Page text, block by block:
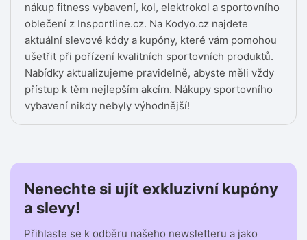
nákup fitness vybavení, kol, elektrokol a sportovního
oblečení z Insportline.cz. Na Kodyo.cz najdete
aktuální slevové kódy a kupóny, které vám pomohou
ušetřit při pořízení kvalitních sportovních produktů.
Nabídky aktualizujeme pravidelně, abyste měli vždy
přístup k těm nejlepším akcím. Nákupy sportovního
vybavení nikdy nebyly výhodnější!
Nenechte si ujít exkluzivní kupóny
a slevy!
Přihlaste se k odběru našeho newsletteru a jako